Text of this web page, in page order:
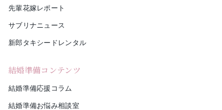
先輩花嫁レポート
サブリナニュース
新郎タキシードレンタル
結婚準備コンテンツ
結婚準備応援コラム
結婚準備お悩み相談室